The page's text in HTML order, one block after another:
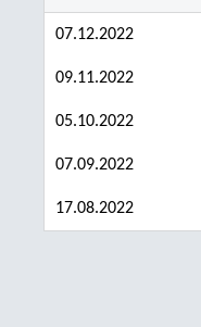
07.12.2022
09.11.2022
05.10.2022
07.09.2022
17.08.2022